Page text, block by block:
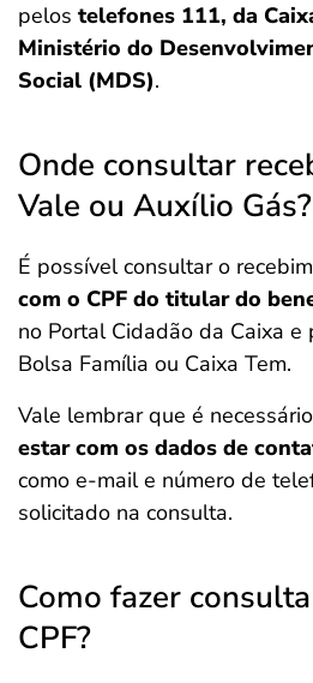
pelos telefones 111, da
Ministério do
Social (MDS).
Onde consultar
Vale ou Auxílio Gás?
É possível consultar o
com o CPF do titular do
no Portal Cidadão da Caixa
Bolsa Família ou Caixa Tem.
Vale lembrar que é
estar com os dados de
como e-mail e número de
solicitado na consulta.
Como fazer
CPF?